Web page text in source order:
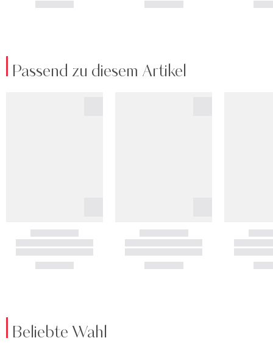
Passend zu diesem Artikel
Beliebte Wahl